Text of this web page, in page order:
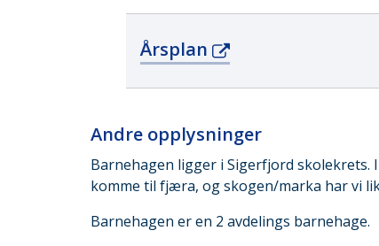
Årsplan
Andre opplysninger
Barnehagen ligger i Sigerfjord
komme til fjæra, og skogen/marka har vi
Barnehagen er en 2 avdelings barnehage.